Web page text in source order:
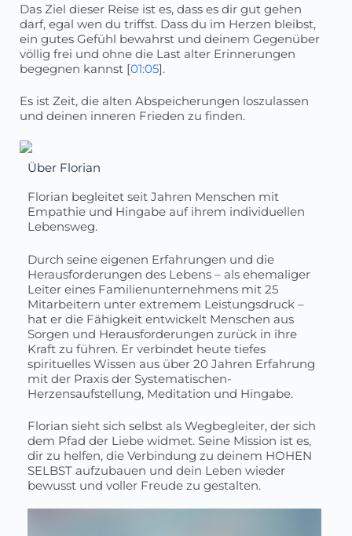
Das Ziel dieser Reise ist es, dass es dir gut gehen
darf, egal wen du triffst. Dass du im Herzen bleibst,
ein gutes Gefühl bewahrst und deinem Gegenüber
völlig frei und ohne die Last alter Erinnerungen
begegnen kannst [01:05].
Es ist Zeit, die alten Abspeicherungen loszulassen
und deinen inneren Frieden zu finden.
Über Florian
Florian begleitet seit Jahren Menschen mit
Empathie und Hingabe auf ihrem individuellen
Lebensweg.
Durch seine eigenen Erfahrungen und die
Herausforderungen des Lebens – als ehemaliger
Leiter eines Familienunternehmens mit 25
Mitarbeitern unter extremem Leistungsdruck –
hat er die Fähigkeit entwickelt Menschen aus
Sorgen und Herausforderungen zurück in ihre
Kraft zu führen. Er verbindet heute tiefes
spirituelles Wissen aus über 20 Jahren Erfahrung
mit der Praxis der Systematischen-
Herzensaufstellung, Meditation und Hingabe.
Florian sieht sich selbst als Wegbegleiter, der sich
dem Pfad der Liebe widmet. Seine Mission ist es,
dir zu helfen, die Verbindung zu deinem HOHEN
SELBST aufzubauen und dein Leben wieder
bewusst und voller Freude zu gestalten.